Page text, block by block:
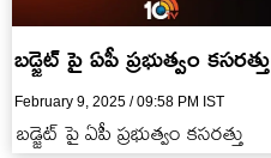
బడ్జెట్ పై ఏపీ ప్రభుత్వం కసరత్తు
February 9, 2025 / 09:58 PM IST
బడ్జెట్ పై ఏపీ ప్రభుత్వం కసరత్తు